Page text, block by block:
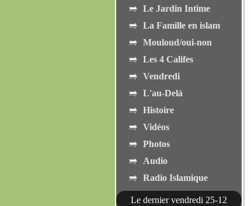
Le Jardin Intime
La Famille en islam
Mouloud/oui-non
Les 4 Califes
Vendredi
L'au-Delà
Histoire
Vidéos
Photos
Audio
Radio Islamique
Le dernier vendredi 25-12